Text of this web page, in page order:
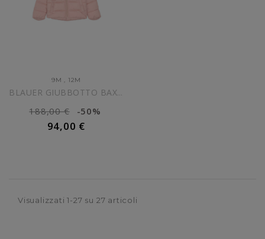
9M , 12M
BLAUER GIUBBOTTO BAXTER...
188,00 € -50%
94,00 €
AGGIUNGI AL CARRELLO
Visualizzati 1-27 su 27 articoli